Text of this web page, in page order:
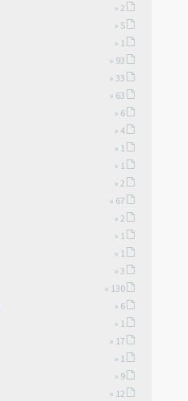
» 2
» 5
» 1
» 93
» 33
» 63
» 6
» 4
» 1
» 1
» 2
» 67
» 2
» 1
» 1
» 3
» 130
» 6
» 1
» 17
» 1
» 9
» 12